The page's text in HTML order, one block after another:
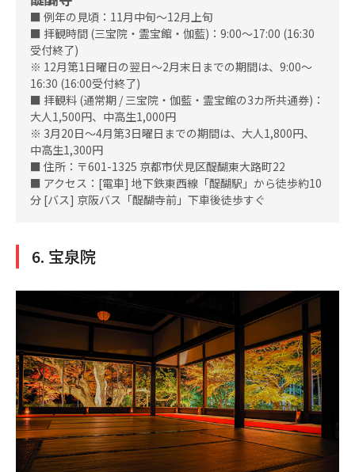
■ 例年の見頃：11月中旬～12月上旬
■ 拝観時間 (三宝院・霊宝館・伽藍)：9:00～17:00 (16:30
受付終了)
※ 12月第1日曜日の翌日〜2月末日までの期間は、9:00〜
16:30 (16:00受付終了)
■ 拝観料 (通常期 / 三宝院・伽藍・霊宝館の3カ所共通券)：
大人1,500円、中高生1,000円
※ 3月20日～4月第3日曜日までの期間は、大人1,800円、
中高生1,300円
■ 住所：〒601-1325 京都市伏見区醍醐東大路町22
■ アクセス：[電車] 地下鉄東西線「醍醐駅」から徒歩約10
分 [バス] 京阪バス「醍醐寺前」下車後徒歩すぐ
6. 宝泉院